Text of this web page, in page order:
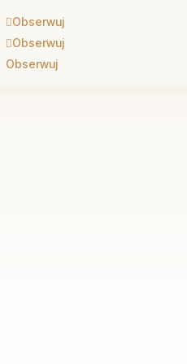
Obserwuj
Obserwuj
Obserwuj